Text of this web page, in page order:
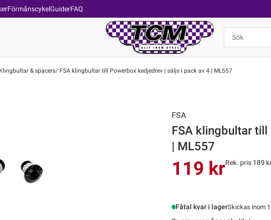
FörmånscykelGuiderFAQ
Klingbultar & spacers FSA klingbultar till Powerbox kedjedrev | säljs i pack av 4 | ML557
FSA
FSA klingbultar
| ML557
119 krRek. pris 189
Fåtal kvar i lagerSkickas inom